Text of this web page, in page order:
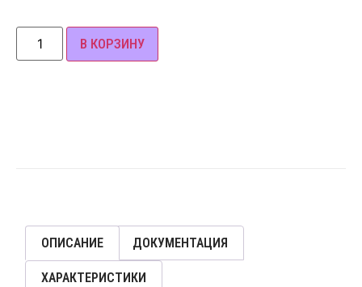
В КОРЗИНУ
ОПИСАНИЕ ДОКУМЕНТАЦИЯ
ХАРАКТЕРИСТИКИ